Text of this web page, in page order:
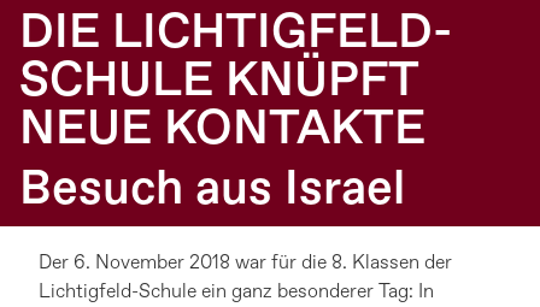
DIE LICHTIGFELD-
SCHULE KNÜPFT
NEUE KONTAKTE
Besuch aus Israel
Der 6. November 2018 war für die 8. Klassen der
Lichtigfeld-Schule ein ganz besonderer Tag: In